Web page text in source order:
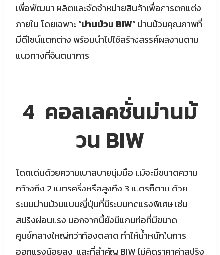
เพื่อพัฒนา ผลิตและจัดจำหน่ายสินค้าเพื่อการตกแต่ง
ภายใน โดยเฉพาะ “ม่านม้วน BIW” ม่านม้วนคุณภาพที่
มีดีไซน์แตกต่าง พร้อมนำไปใช้สร้างสรรค์ผลงานตาม
แนวทางที่จินตนาการ
4 คอลเลคชั่นม่านม้
วน BIW
โดดเด่นด้วยความเบาสบายนุ่มมือ แม้จะมีขนาดความ
กว้างถึง 2 เมตรครึ่งหรือสูงถึง 3 เมตรก็ตาม ด้วย
ระบบม่านม้วนแบบญี่ปุ่นที่มีระบบทดแรงพิเศษ เช่น
สปริงผ่อนแรง นอกจากนี้ยังมีแกนท่อที่มีขนาด
ศูนย์กลางใหญ่กว่าท้องตลาด ทำให้น้ำหนักในการ
ออกแรงน้อยลง และที่สำคัญ BIW ไม่คิดราคาค่าสปริง